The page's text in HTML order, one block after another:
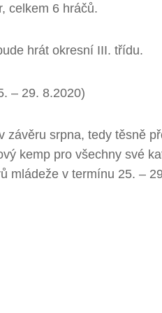
celkem 6 hráčů.
hrát okresní III. třídu.
– 29. 8.2020)
závěru srpna, tedy těsně
kemp pro všechny své
mládeže v termínu 25. –